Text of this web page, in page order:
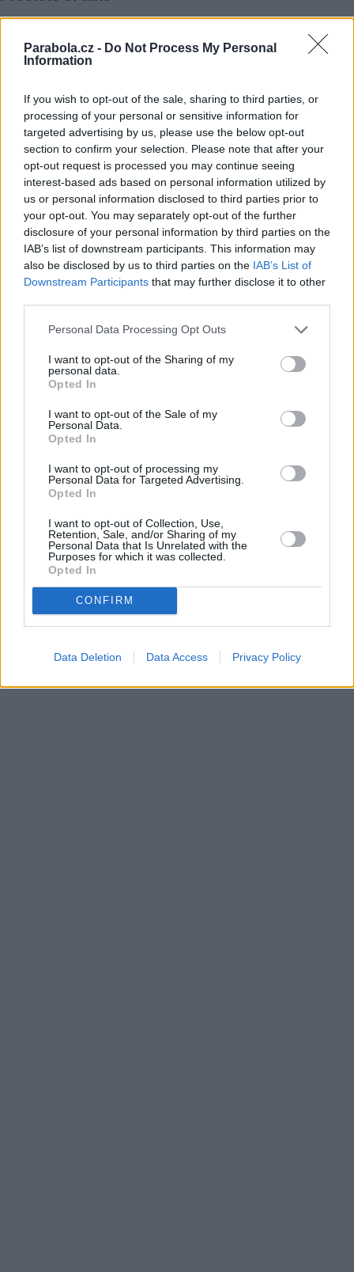
Parabola.cz - Do Not Process My Personal
Information
If you wish to opt-out of the sale, sharing to third parties, or
processing of your personal or sensitive information for
targeted advertising by us, please use the below opt-out
section to confirm your selection. Please note that after your
opt-out request is processed you may continue seeing
interest-based ads based on personal information utilized by
us or personal information disclosed to third parties prior to
your opt-out. You may separately opt-out of the further
disclosure of your personal information by third parties on the
IAB’s list of downstream participants. This information may
also be disclosed by us to third parties on the IAB’s List of
Downstream Participants that may further disclose it to other
Personal Data Processing Opt Outs
I want to opt-out of the Sharing of my
personal data.
Opted In
I want to opt-out of the Sale of my
Personal Data.
Opted In
I want to opt-out of processing my
Personal Data for Targeted Advertising.
Opted In
I want to opt-out of Collection, Use,
Retention, Sale, and/or Sharing of my
Personal Data that Is Unrelated with the
Purposes for which it was collected.
Opted In
CONFIRM
Data Deletion Data Access Privacy Policy
Žraloci i letos v srpnu připlují na Discovery Channel
V karavanu nově po Česku a s Alešem Hámou na ČT
Pracovní nabídky
07.08.2026 -Bosch Powertrain s.r.o. Jihlava • linkový střídač • mzda
48.400 Kč • příspěvek na ubytování (Jihlava, okres Jihlava)
07.08.2026 -Bosch Powertrain s.r.o. Jihlava • obsluha CNC strojů •
48.400 Kč • náborový bonus 50.000 Kč • příspěvek na ubytování
okres Jihlava)
07.08.2026 - Specialista pro elektronická zařízení údržby (m/ž) (tř.
Klementa 869, Mladá Boleslav II)
06.08.2026 -Bosch Powertrain s.r.o. Jihlava • CNC operátor• mzda
Kč • náborový bonus 50.000 Kč • příspěvek na ubytování (Jihlava,
Bosch Powertrain s.r.o. • montážní dělník • mzda 44.700
týdenní zálohy na mzdu 2.000 Kč (Jihlava, okres Jihlava)
Vybrané články
vysílacím týdnu
naladění na Skylinku
Parabola.cz
O webu parabola.cz O souborech cookies
Dovolená u moře•Bazény